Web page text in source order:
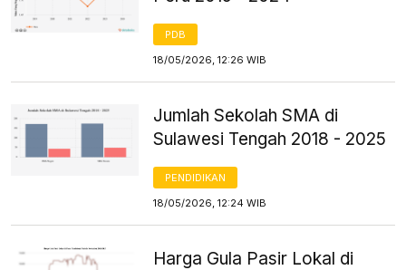
PDB
18/05/2026, 12:26 WIB
Jumlah Sekolah SMA di
Sulawesi Tengah 2018 - 2025
PENDIDIKAN
18/05/2026, 12:24 WIB
Harga Gula Pasir Lokal di